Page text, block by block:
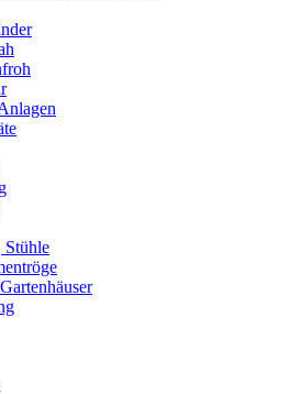
Stühle